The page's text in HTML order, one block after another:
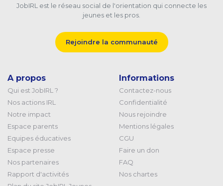
JobIRL est le réseau social de l'orientation qui connecte les
jeunes et les pros.
Rejoindre la communauté
A propos
Qui est JobIRL ?
Nos actions IRL
Notre impact
Espace parents
Equipes éducatives
Espace presse
Nos partenaires
Rapport d'activités
Informations
Contactez-nous
Confidentialité
Nous rejoindre
Mentions légales
CGU
Faire un don
FAQ
Nos chartes